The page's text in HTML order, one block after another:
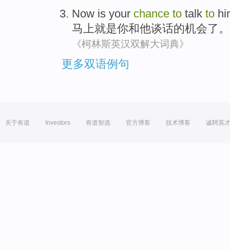
Now is your chance to talk to
马上就是你和他谈话的机会了。
《柯林斯英汉双解大词典》
更多双语例句
关于有道 Investors 有道智选 官方博客 技术博客 诚聘英才